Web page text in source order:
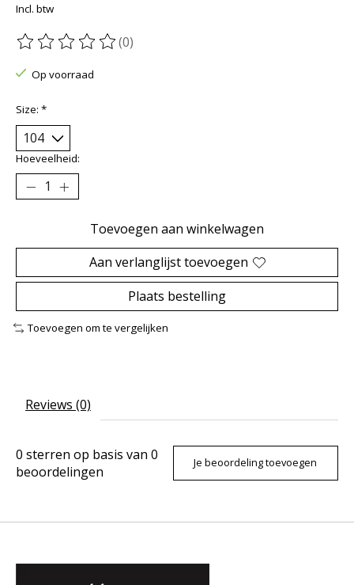
Incl. btw
De beoordeling van dit product is
(0)
Op voorraad
Size: *
Hoeveelheid:
Toevoegen aan winkelwagen
Aan verlanglijst toevoegen
Plaats bestelling
Toevoegen om te vergelijken
Reviews (0)
0 sterren op basis van 0
beoordelingen
Je beoordeling toevoegen